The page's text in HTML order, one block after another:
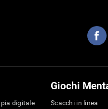
digitale
Giochi
Scacchi in linea